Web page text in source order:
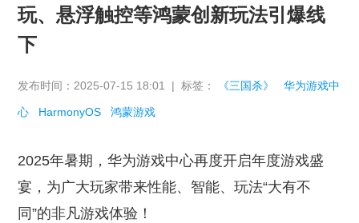
玩、悬浮触控等鸿蒙创新玩法引爆线
下
发布时间：2025-07-15 18:01 | 标签： 《三国杀》 华为游戏中
心 HarmonyOS 鸿蒙游戏
2025年暑期，华为游戏中心再度开启年度游戏盛
宴，为广大玩家带来性能、智能、玩法“大有不
同”的非凡游戏体验！